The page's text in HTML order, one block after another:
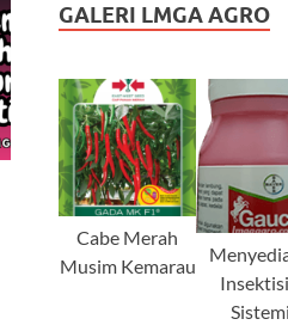
GALERI LMGA AGRO
Cabe Merah
Musim Kemarau